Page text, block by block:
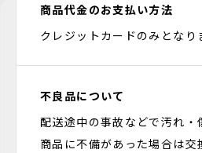
商品代金のお支払い方法
クレジットカードのみとなり
不良品について
配送途中の事故などで汚れ・
商品に不備があった場合は交